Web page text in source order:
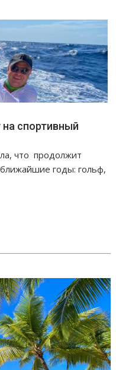
спортивный
что продолжит
годы: гольф,